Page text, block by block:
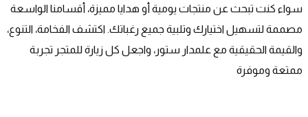
ممتعة وموفرة